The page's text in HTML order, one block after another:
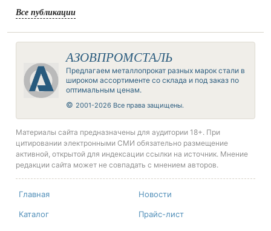
Все публикации
АЗОВПРОМСТАЛЬ
Предлагаем металлопрокат разных марок стали в
широком ассортименте со склада и под заказ по
оптимальным ценам.
© 2001-2026 Все права защищены.
Материалы сайта предназначены для аудитории 18+. При
цитировании электронными СМИ обязательно размещение
активной, открытой для индексации ссылки на источник. Мнение
редакции сайта может не совпадать с мнением авторов.
Главная Новости
Каталог Прайс-лист